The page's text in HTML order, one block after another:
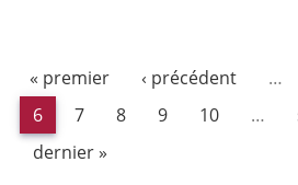
« premier ‹ précédent …
6
7 8 9 10 …
dernier »